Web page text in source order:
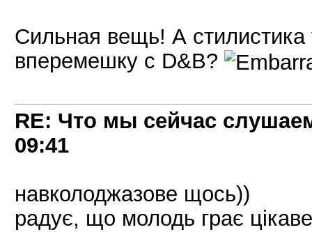
Сильная вещь! А
вперемешку с D&B?
RE: Что мы сейчас
09:41
навколоджазове щось))
радує, що молодь грає